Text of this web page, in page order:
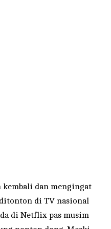
kembali dan mengingat
di TV nasional
di Netflix pas musim